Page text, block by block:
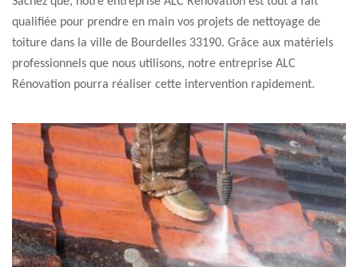
qualifiée pour prendre en main vos projets de nettoyage de
toiture dans la ville de Bourdelles 33190. Grâce aux matériels
professionnels que nous utilisons, notre entreprise ALC
Rénovation pourra réaliser cette intervention rapidement.